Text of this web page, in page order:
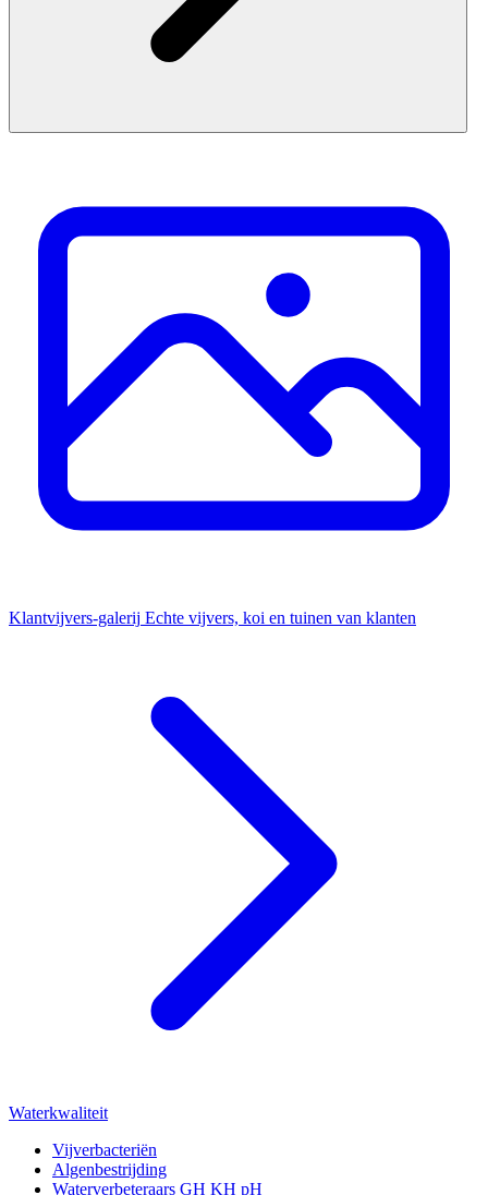
Klantvijvers-galerij Echte vijvers, koi en tuinen van klanten
Waterkwaliteit
Vijverbacteriën
Algenbestrijding
Waterverbeteraars GH KH pH